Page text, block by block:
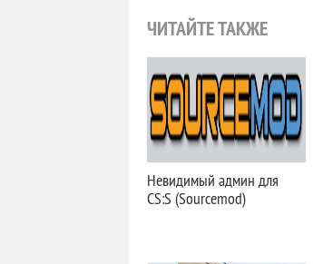
ЧИТАЙТЕ ТАКЖЕ
Невидимый админ для
CS:S (Sourcemod)